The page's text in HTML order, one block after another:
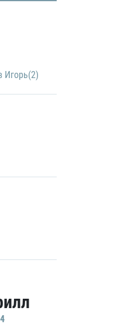
Игорь(2)